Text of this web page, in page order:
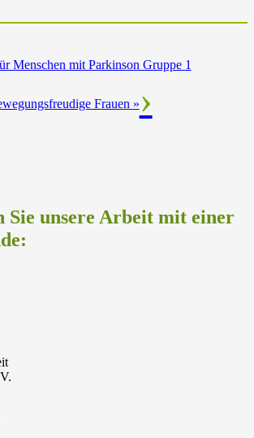
Menschen mit Parkinson Gruppe 1
Frauen »
Sie unsere Arbeit mit einer